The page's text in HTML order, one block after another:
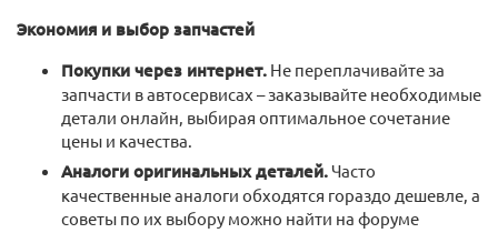
Экономия и выбор запчастей
Покупки через интернет. Не переплачивайте за
запчасти в автосервисах – заказывайте необходимые
детали онлайн, выбирая оптимальное сочетание
цены и качества.
Аналоги оригинальных деталей.Часто
качественные аналоги обходятся гораздо дешевле, а
советы по их выбору можно найти на форуме